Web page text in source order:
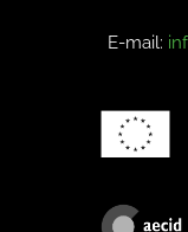
E-mail: